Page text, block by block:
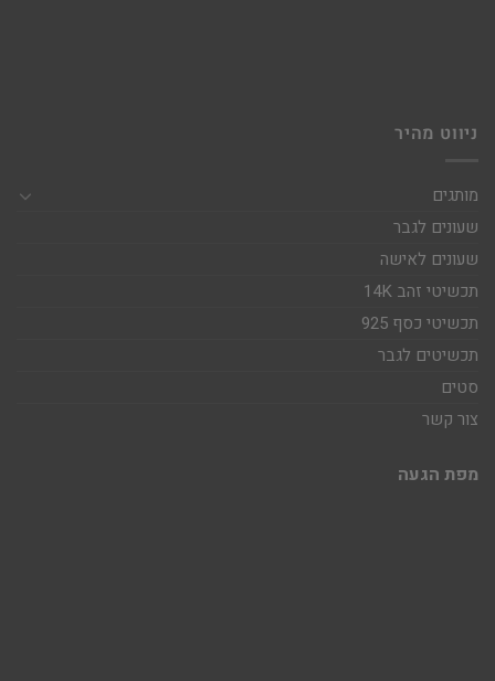
ניווט מהיר
מותגים
שעונים לגבר
שעונים לאישה
תכשיטי זהב 14K
תכשיטי כסף 925
תכשיטים לגבר
סטים
צור קשר
מפת הגעה